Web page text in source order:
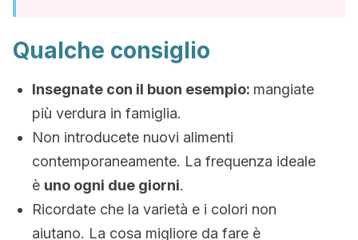
Qualche consiglio
Insegnate con il buon esempio: mangiate
più verdura in famiglia.
Non introducete nuovi alimenti
contemporaneamente. La frequenza ideale
è uno ogni due giorni.
Ricordate che la varietà e i colori non
aiutano. La cosa migliore da fare è